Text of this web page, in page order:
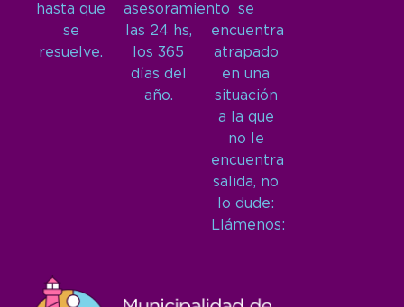
hasta que
se
resuelve.
asesoramiento
las 24 hs,
los 365
días del
año.
se
encuentra
atrapado
en una
situación
a la que
no le
encuentra
salida, no
lo dude:
Llámenos: